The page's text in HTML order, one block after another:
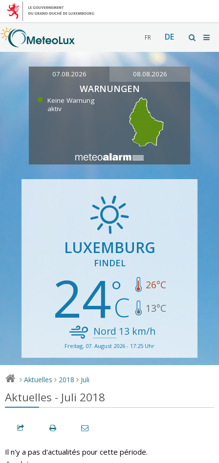
FR DE
07.08.2026 08.08.2026
WARNUNGEN
Keine Warnung
aktiv
LUXEMBURG
FINDEL
24 26°C
13°C
Nord 13 km/h
Freitag, 07. August 2026 - 17:25 Uhr
> Aktuelles > 2018 > Juli
Aktuelles - Juli 2018
Il n'y a pas d'actualités pour cette période.